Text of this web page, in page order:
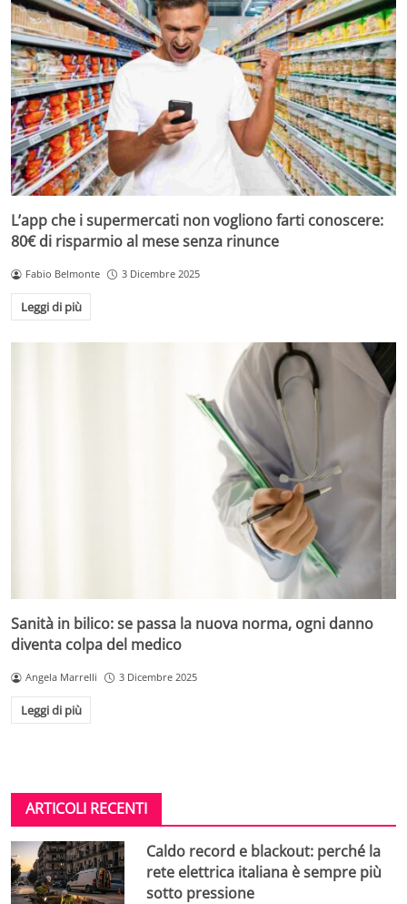
L’app che i supermercati non vogliono farti conoscere:
80€ di risparmio al mese senza rinunce
Fabio Belmonte 3 Dicembre 2025
Leggi di più
Sanità in bilico: se passa la nuova norma, ogni danno
diventa colpa del medico
Angela Marrelli 3 Dicembre 2025
Leggi di più
ARTICOLI RECENTI
Caldo record e blackout: perché la
rete elettrica italiana è sempre più
sotto pressione